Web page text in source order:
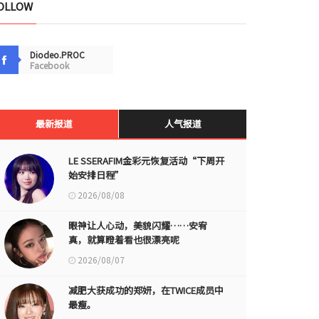
Diodeo.PROC
Facebook
最新报道 人气报道
LE SSERAFIM金彩元恢复活动“下周开
始安排日程”
2026/08/08
眼神让人心动，美貌闪耀……安宥
真，就算瞪着看也很漂亮呢
2026/08/07
减肥大获成功的郑妍，在TWICE成员中
最瘦。